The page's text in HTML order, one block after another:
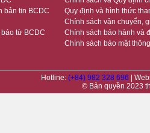
bản tin BCDC
từ BCDC
Quy định và hình thức
Chính sách vận chuyển,
Chính sách bảo hành và
Chính sách bảo mật
Hotline: (+84) 982 328 696
|
© Bản quyền 2023